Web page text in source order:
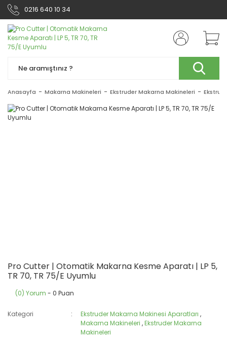
0216 640 10 34
Anasayfa Makarna Makineleri Ekstruder Makarna Makineleri
Pro Cutter | Otomatik Makarna Kesme Aparatı | LP 5,
TR 70, TR 75/E Uyumlu
(0) Yorum - 0 Puan
Kategori Ekstruder Makarna Makinesi Aparatları ,
Makarna Makineleri ,Ekstruder Makarna
Makineleri